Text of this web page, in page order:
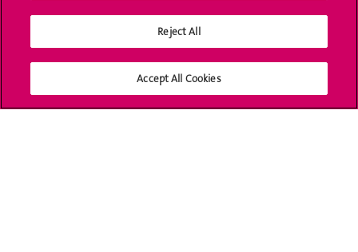
Médias sociaux UNIGE
Reject All
Accept All Cookies